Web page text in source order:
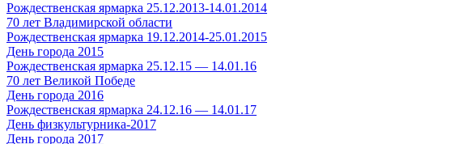
Рождественская ярмарка 25.12.2013-14.01.2014
70 лет Владимирской области
Рождественская ярмарка 19.12.2014-25.01.2015
День города 2015
Рождественская ярмарка 25.12.15 — 14.01.16
70 лет Великой Победе
День города 2016
Рождественская ярмарка 24.12.16 — 14.01.17
День физкультурника-2017
День города 2017